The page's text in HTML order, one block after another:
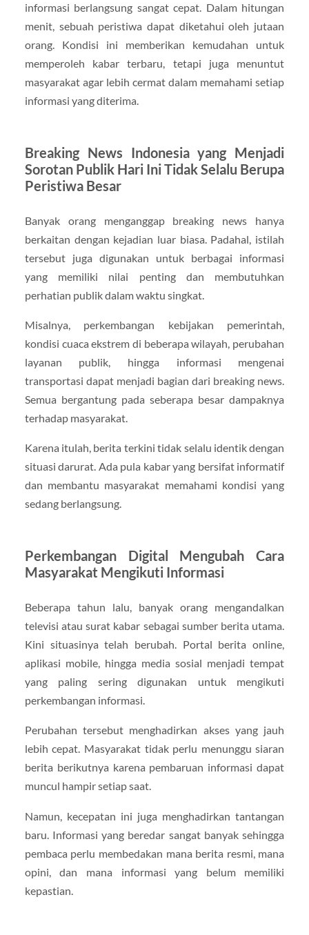
informasi berlangsung sangat cepat. Dalam hitungan
menit, sebuah peristiwa dapat diketahui oleh jutaan
orang. Kondisi ini memberikan kemudahan untuk
memperoleh kabar terbaru, tetapi juga menuntut
masyarakat agar lebih cermat dalam memahami setiap
informasi yang diterima.
Breaking News Indonesia yang Menjadi
Sorotan Publik Hari Ini Tidak Selalu Berupa
Peristiwa Besar
Banyak orang menganggap breaking news hanya
berkaitan dengan kejadian luar biasa. Padahal, istilah
tersebut juga digunakan untuk berbagai informasi
yang memiliki nilai penting dan membutuhkan
perhatian publik dalam waktu singkat.
Misalnya, perkembangan kebijakan pemerintah,
kondisi cuaca ekstrem di beberapa wilayah, perubahan
layanan publik, hingga informasi mengenai
transportasi dapat menjadi bagian dari breaking news.
Semua bergantung pada seberapa besar dampaknya
terhadap masyarakat.
Karena itulah, berita terkini tidak selalu identik dengan
situasi darurat. Ada pula kabar yang bersifat informatif
dan membantu masyarakat memahami kondisi yang
sedang berlangsung.
Perkembangan Digital Mengubah Cara
Masyarakat Mengikuti Informasi
Beberapa tahun lalu, banyak orang mengandalkan
televisi atau surat kabar sebagai sumber berita utama.
Kini situasinya telah berubah. Portal berita online,
aplikasi mobile, hingga media sosial menjadi tempat
yang paling sering digunakan untuk mengikuti
perkembangan informasi.
Perubahan tersebut menghadirkan akses yang jauh
lebih cepat. Masyarakat tidak perlu menunggu siaran
berita berikutnya karena pembaruan informasi dapat
muncul hampir setiap saat.
Namun, kecepatan ini juga menghadirkan tantangan
baru. Informasi yang beredar sangat banyak sehingga
pembaca perlu membedakan mana berita resmi, mana
opini, dan mana informasi yang belum memiliki
kepastian.